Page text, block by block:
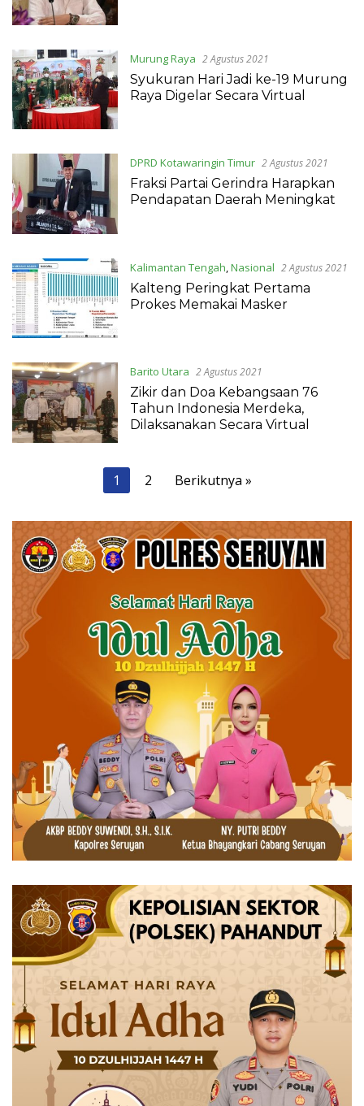
Murung Raya 2 Agustus 2021
Syukuran Hari Jadi ke-19 Murung
Raya Digelar Secara Virtual
DPRD Kotawaringin Timur 2 Agustus 2021
Fraksi Partai Gerindra Harapkan
Pendapatan Daerah Meningkat
Kalimantan Tengah,Nasional 2 Agustus 2021
Kalteng Peringkat Pertama
Prokes Memakai Masker
Barito Utara 2 Agustus 2021
Zikir dan Doa Kebangsaan 76
Tahun Indonesia Merdeka,
Dilaksanakan Secara Virtual
1 2 Berikutnya »